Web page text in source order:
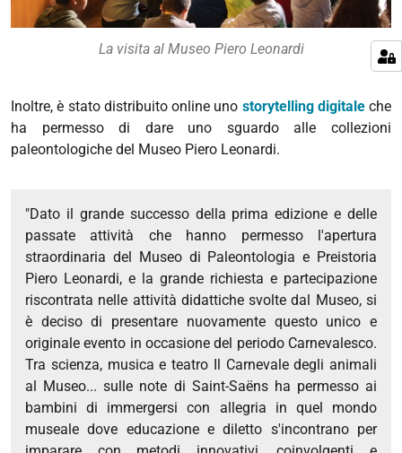
La visita al Museo Piero Leonardi
Inoltre, è stato distribuito online uno storytelling digitaleche
ha permesso di dare uno sguardo alle collezioni
paleontologiche del Museo Piero Leonardi.
"Dato il grande successo della prima edizione e delle
passate attività che hanno permesso l'apertura
straordinaria del Museo di Paleontologia e Preistoria
Piero Leonardi, e la grande richiesta e partecipazione
riscontrata nelle attività didattiche svolte dal Museo, si
è deciso di presentare nuovamente questo unico e
originale evento in occasione del periodo Carnevalesco.
Tra scienza, musica e teatro Il Carnevale degli animali
al Museo... sulle note di Saint-Saëns ha permesso ai
bambini di immergersi con allegria in quel mondo
museale dove educazione e diletto s'incontrano per